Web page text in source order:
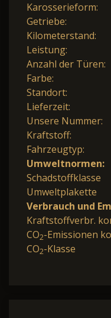
Karosserieform:
Getriebe:
Kilometerstand:
Leistung:
Anzahl der Türen:
Farbe:
Standort:
Lieferzeit:
Unsere Nummer:
Kraftstoff:
Fahrzeugtyp:
Umweltnormen:
Schadstoffklasse
Umweltplakette
Verbrauch und
Kraftstoffverbr.
CO2-Emissionen
CO2-Klasse